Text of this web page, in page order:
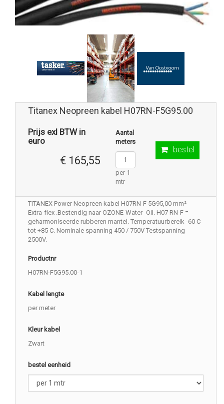
Titanex Neopreen kabel H07RN-F5G95.00
Prijs exl BTW in
euro
€ 165,55
Aantal
meters
per 1
mtr
bestel
TITANEX Power Neopreen kabel H07RN-F 5G95,00 mm²
Extra-flex .Bestendig naar OZONE-Water- Oil. H07 RN-F =
geharmoniseerde rubberen mantel. Temperatuurbereik -60 C
tot +85 C. Nominale spanning 450 / 750V Testspanning
2500V.
Productnr
H07RN-F5G95.00-1
Kabel lengte
per meter
Kleur kabel
Zwart
bestel eenheid